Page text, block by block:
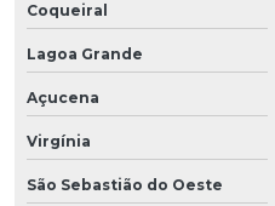
Coqueiral
Lagoa Grande
Açucena
Virgínia
São Sebastião do Oeste